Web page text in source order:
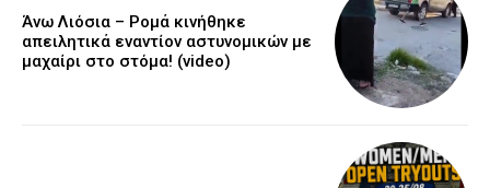
Άνω Λιόσια – Ρομά κινήθηκε
απειλητικά εναντίον αστυνομικών με
μαχαίρι στο στόμα! (video)